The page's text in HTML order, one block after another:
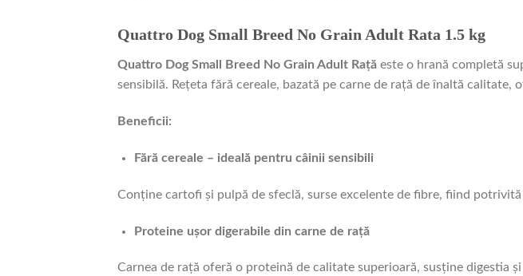
Quattro Dog Small Breed No Grain Adult Rata 1.5 kg
Quattro Dog Small Breed No Grain Adult Rață este o hrană completă
sensibilă. Rețeta fără cereale, bazată pe carne de rață de înaltă
Beneficii:
Fără cereale – ideală pentru câinii sensibili
Conține cartofi și pulpă de sfeclă, surse excelente de fibre, fiind
Proteine ușor digerabile din carne de rață
Carnea de rață oferă o proteină de calitate superioară, susține digestia